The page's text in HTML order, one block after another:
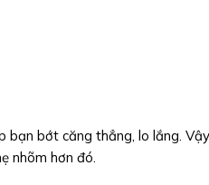
bạn bớt căng thẳng, lo lắng.
nhõm hơn đó.